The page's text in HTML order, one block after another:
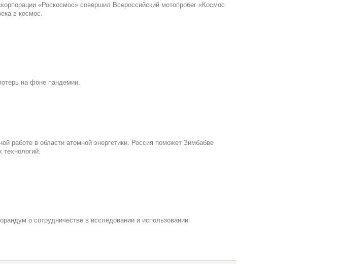
«Роскосмос» совершил Всероссийский мотопробег «Космос
в космос.
на фоне пандемии.
работе в области атомной энергетики. Россия поможет Зимбабве
технологий.
о сотрудничестве в исследовании и использовании